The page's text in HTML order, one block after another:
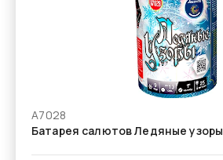
А7028
Батарея салютов Ледяные узоры